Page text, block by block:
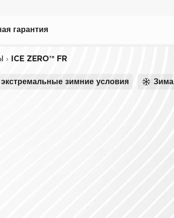
вождению
гарантия
ICE ZERO™ FR
экстремальные зимние условия Зима